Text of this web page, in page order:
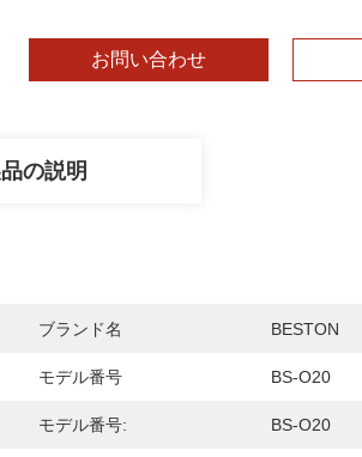
お問い合わせ
の説明
ブランド名 BESTON
モデル番号 BS-O20
モデル番号: BS-O20